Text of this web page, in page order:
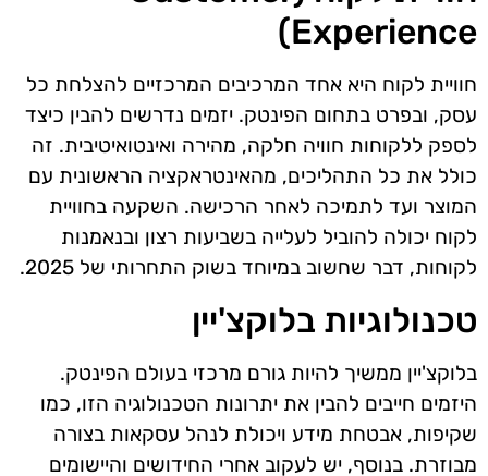
Experience)
חוויית לקוח היא אחד המרכיבים המרכזיים להצלחת כל
עסק, ובפרט בתחום הפינטק. יזמים נדרשים להבין כיצד
לספק ללקוחות חוויה חלקה, מהירה ואינטואיטיבית. זה
כולל את כל התהליכים, מהאינטראקציה הראשונית עם
המוצר ועד לתמיכה לאחר הרכישה. השקעה בחוויית
לקוח יכולה להוביל לעלייה בשביעות רצון ובנאמנות
לקוחות, דבר שחשוב במיוחד בשוק התחרותי של 2025.
טכנולוגיות בלוקצ'יין
בלוקצ'יין ממשיך להיות גורם מרכזי בעולם הפינטק.
היזמים חייבים להבין את יתרונות הטכנולוגיה הזו, כמו
שקיפות, אבטחת מידע ויכולת לנהל עסקאות בצורה
מבוזרת. בנוסף, יש לעקוב אחרי החידושים והיישומים